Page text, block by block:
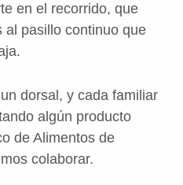
en el recorrido, que
al pasillo continuo que
dorsal, y cada familiar
algún producto
de Alimentos de
colaborar.